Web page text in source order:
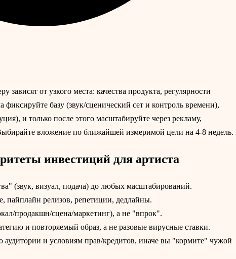
от узкого места: качества продукта, регулярности
базу (звук/сценический сет и контроль времени),
и только после этого масштабируйте через рекламу,
вложение по ближайшей измеримой цели на 4-8 недель.
инвестиций для артиста
(звук, визуал, подача) до любых масштабирований.
пайплайн релизов, репетиции, дедлайны.
продакшн/сцена/маркетинг), а не "впрок".
и повторяемый образ, а не разовые вирусные ставки.
и условиям прав/кредитов, иначе вы "кормите" чужой